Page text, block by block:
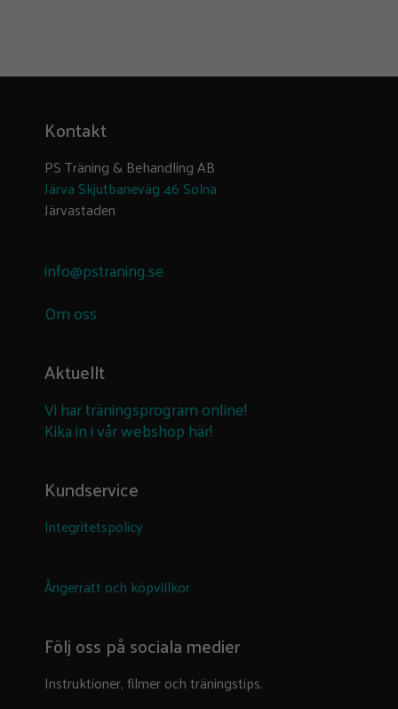
Kontakt
PS Träning & Behandling AB
Järva Skjutbaneväg 46 Solna
Järvastaden
info@pstraning.se
Om oss
Aktuellt
Vi har träningsprogram online!
Kika in i vår webshop här!
Kundservice
Integritetspolicy
Ångerrätt och köpvillkor
Följ oss på sociala medier
Instruktioner, filmer och träningstips.